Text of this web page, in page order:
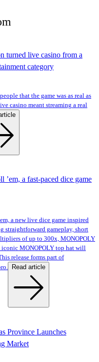
turned live casino from a
category
that the game was as real as
casino meant streaming a real
a fast-paced dice game
a new live dice game inspired
straightforward gameplay, short
of up to 300x, MONOPOLY
iconic MONOPOLY top hat will
release forms part of
Read article
Province Launches
Market